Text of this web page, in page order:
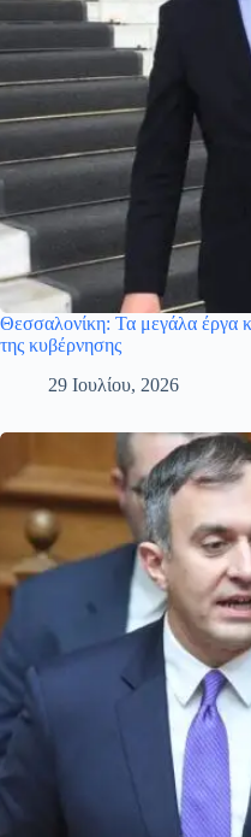
Θεσσαλονίκη: Τα μεγάλα έργα
της κυβέρνησης
29 Ιουλίου, 2026